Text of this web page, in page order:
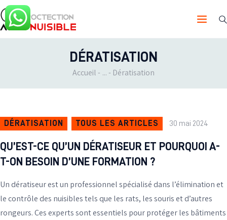
DÉRATISATION
Accueil ... Dératisation
PROTECTION ANTI-NUISIBLE
NOUS CONTACTER
DÉRATISATION TOUS LES ARTICLES 30 mai 2024
QU’EST-CE QU’UN DÉRATISEUR ET POURQUOI A-
T-ON BESOIN D’UNE FORMATION ?
Un dératiseur est un professionnel spécialisé dans l’élimination et
le contrôle des nuisibles tels que les rats, les souris et d’autres
rongeurs. Ces experts sont essentiels pour protéger les bâtiments